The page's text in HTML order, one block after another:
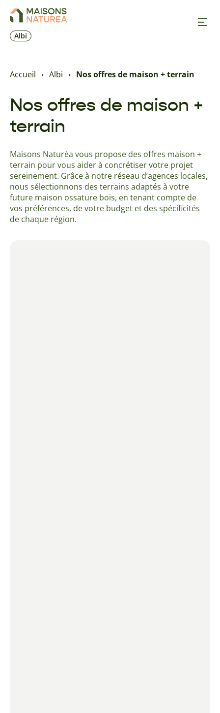
Albi
Nos offres
Prendre RDV
+33 5 32 09 70 17
Accueil Albi Nos offres de maison + terrain
Nos offres de maison +
terrain
Maisons Naturéa vous propose des offres maison +
terrain pour vous aider à concrétiser votre projet
sereinement. Grâce à notre réseau d’agences locales,
nous sélectionnons des terrains adaptés à votre
future maison ossature bois, en tenant compte de
vos préférences, de votre budget et des spécificités
de chaque région.